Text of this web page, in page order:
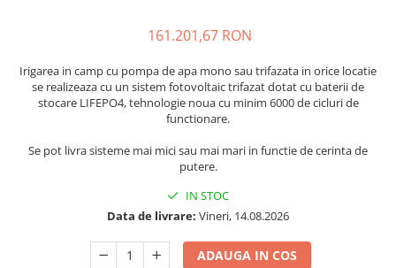
Sisteme de stocare energie
Pachete complete stocare energie
Sisteme de Stocare Comerciale
Sisteme fotovoltaice de putere
mica (rulota/caravan/case de
Sisteme fotovoltaice profesionale
Statii de incarcare vehicule
161.201,67 RON
Irigarea in camp cu pompa de apa mono sau trifazata in orice locatie
se realizeaza cu un sistem fotovoltaic trifazat dotat cu baterii de
stocare LIFEPO4, tehnologie noua cu minim 6000 de cicluri de
functionare.
Se pot livra sisteme mai mici sau mai mari in functie de cerinta de
putere.
IN STOC
Data de livrare: Vineri, 14.08.2026
ADAUGA IN COS